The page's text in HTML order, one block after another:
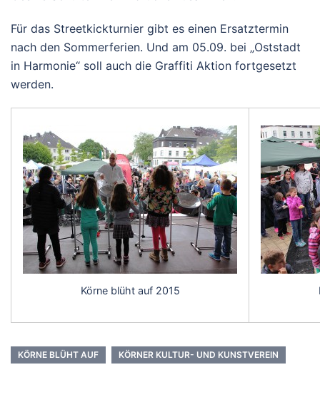
Für das Streetkickturnier gibt es einen Ersatztermin
nach den Sommerferien. Und am 05.09. bei „Oststadt
in Harmonie“ soll auch die Graffiti Aktion fortgesetzt
werden.
Körne blüht auf 2015
KÖRNE BLÜHT AUF KÖRNER KULTUR- UND KUNSTVEREIN